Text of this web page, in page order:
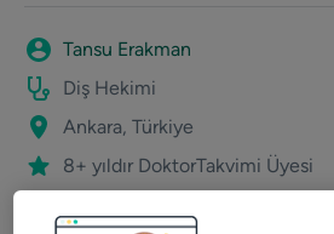
Tansu Erakman
Diş Hekimi
Ankara, Türkiye
8+ yıldır DoktorTakvimi Üyesi